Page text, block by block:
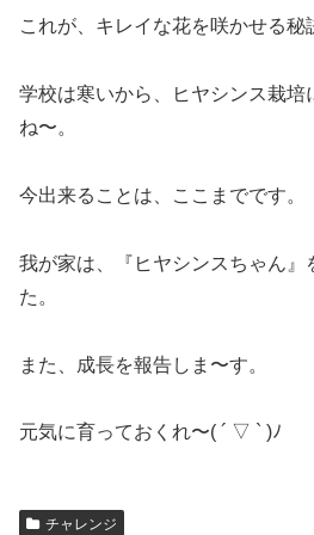
これが、キレイな花を咲かせる秘
学校は寒いから、ヒヤシンス栽培
ね〜。
今出来ることは、ここまでです。
我が家は、『ヒヤシンスちゃん』
た。
また、成長を報告しま〜す。
元気に育っておくれ〜( ´ ▽ ` )ﾉ
チャレンジ